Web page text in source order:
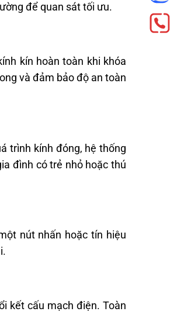
để quan sát tối ưu.
kín hoàn toàn khi khóa
và đảm bảo độ an toàn
trình kính đóng, hệ thống
đình có trẻ nhỏ hoặc thú
nút nhấn hoặc tín hiệu
kết cấu mạch điện. Toàn